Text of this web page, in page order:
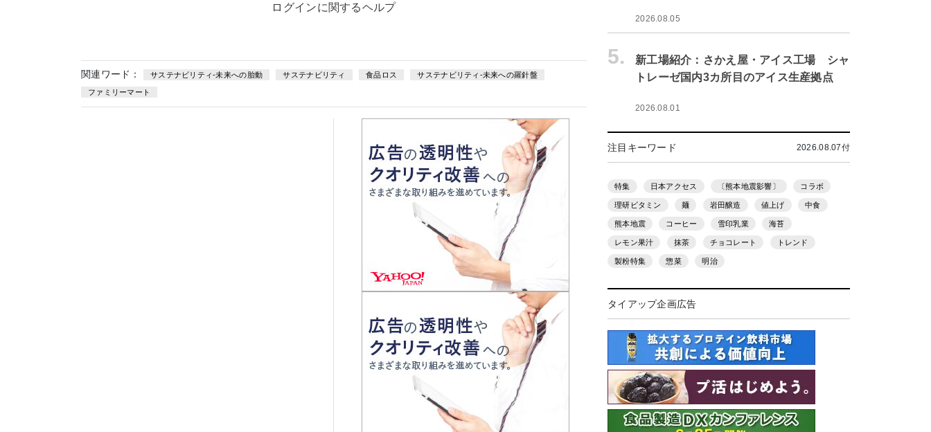
ログインに関するヘルプ
関連ワード： サステナビリティ-未来への胎動 サステナビリティ 食品ロス サステナビリティ-未来への羅針盤
ファミリーマート
2026.08.05
5.
新工場紹介：さかえ屋・アイス工場 シャ
トレーゼ国内3カ所目のアイス生産拠点
2026.08.01
注目キーワード 2026.08.07付
特集 日本アクセス 〔熊本地震影響〕 コラボ
理研ビタミン 麺 岩田醸造 値上げ 中食
熊本地震 コーヒー 雪印乳業 海苔
レモン果汁 抹茶 チョコレート トレンド
製粉特集 惣菜 明治
タイアップ企画広告